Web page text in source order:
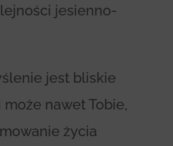
jesienno-
jest bliskie
nawet Tobie,
życia